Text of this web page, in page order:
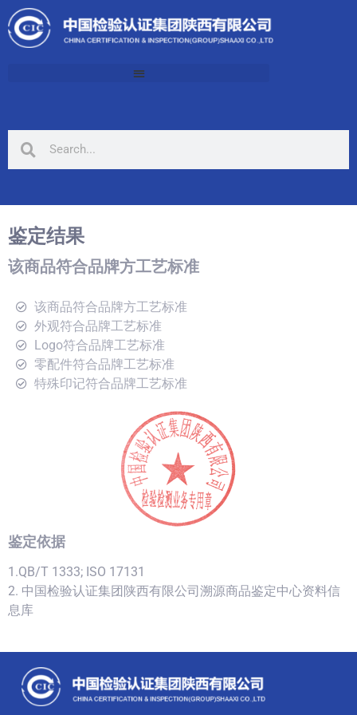
鉴定结果
该商品符合品牌方工艺标准
该商品符合品牌方工艺标准
外观符合品牌工艺标准
Logo符合品牌工艺标准
零配件符合品牌工艺标准
特殊印记符合品牌工艺标准
鉴定依据
1.QB/T 1333; ISO 17131
2. 中国检验认证集团陕西有限公司溯源商品鉴定中心资料信
息库